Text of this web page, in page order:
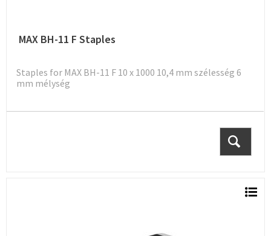
MAX BH-11 F Staples
Staples for MAX BH-11 F 10 x 1000 10,4 mm szélesség 6
mm mélység